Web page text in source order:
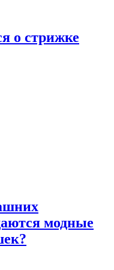
о стрижке
модные